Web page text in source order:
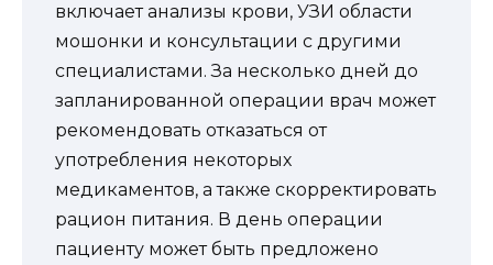
включает анализы крови, УЗИ области
мошонки и консультации с другими
специалистами. За несколько дней до
запланированной операции врач может
рекомендовать отказаться от
употребления некоторых
медикаментов, а также скорректировать
рацион питания. В день операции
пациенту может быть предложено